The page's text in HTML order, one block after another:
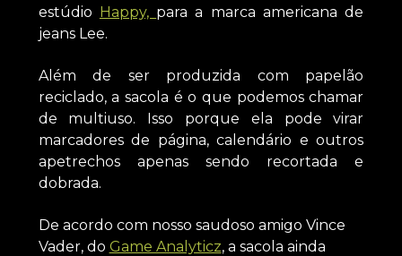
estúdio Happy, para a marca americana de
jeans Lee.
Além de ser produzida com papelão
reciclado, a sacola é o que podemos chamar
de multiuso. Isso porque ela pode virar
marcadores de página, calendário e outros
apetrechos apenas sendo recortada e
dobrada.
De acordo com nosso saudoso amigo Vince
Vader, do Game Analyticz, a sacola ainda